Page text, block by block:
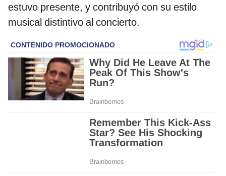
estuvo presente, y contribuyó con su estilo
musical distintivo al concierto.